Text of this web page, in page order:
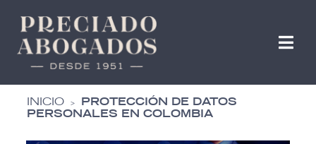
INICIO >
PROTECCIÓN DE DATOS
PERSONALES EN COLOMBIA